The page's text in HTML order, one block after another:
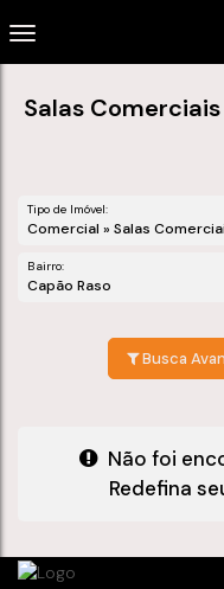
Salas
Tipo de Imóvel:
Comercial » Salas
Bairro:
Capão Raso
Busca
Não foi
Redefina